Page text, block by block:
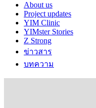
About us
Project updates
YIM Clinic
YIMster Stories
Z Strong
ข่าวสาร
บทความ